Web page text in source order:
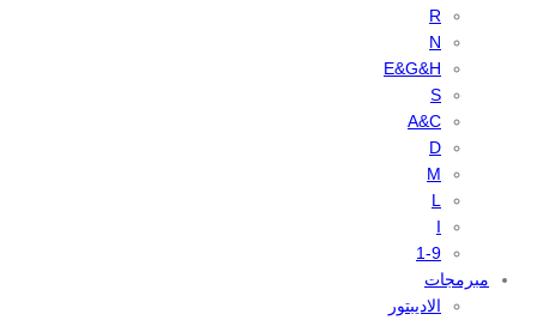
R
N
E&G&H
S
A&C
D
M
L
I
1-9
مبرمجات
الاديبتور